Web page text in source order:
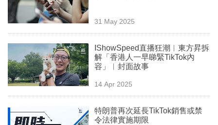
理
商
業
科
技
31 May 2025
IShowSpeed直播狂潮︳東方昇拆
解「香港人一早睇緊TikTok內
容」︳封面故事
14 Apr 2025
特朗普再次延長TikTok銷售或禁
令法律實施期限